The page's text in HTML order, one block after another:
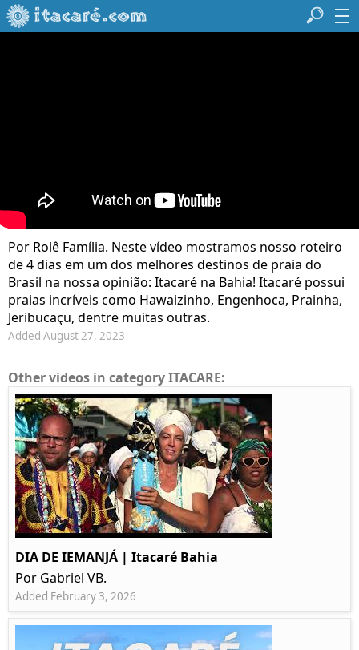
Por Rolê Família. Neste vídeo mostramos nosso roteiro
de 4 dias em um dos melhores destinos de praia do
Brasil na nossa opinião: Itacaré na Bahia! Itacaré possui
praias incríveis como Hawaizinho, Engenhoca, Prainha,
Jeribucaçu, dentre muitas outras.
Added August 27, 2023
Other videos in category ITACARE:
DIA DE IEMANJÁ | Itacaré Bahia
Por Gabriel VB.
Added February 3, 2026